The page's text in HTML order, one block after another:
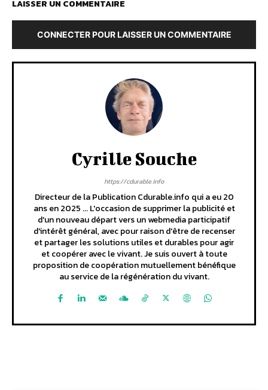
LAISSER UN COMMENTAIRE
CONNECTER POUR LAISSER UN COMMENTAIRE
Cyrille Souche
https://cdurable.info
Directeur de la Publication Cdurable.info qui a eu 20
ans en 2025 ... L'occasion de supprimer la publicité et
d'un nouveau départ vers un webmedia participatif
d'intérêt général, avec pour raison d'être de recenser
et partager les solutions utiles et durables pour agir
et coopérer avec le vivant. Je suis ouvert à toute
proposition de coopération mutuellement bénéfique
au service de la régénération du vivant.